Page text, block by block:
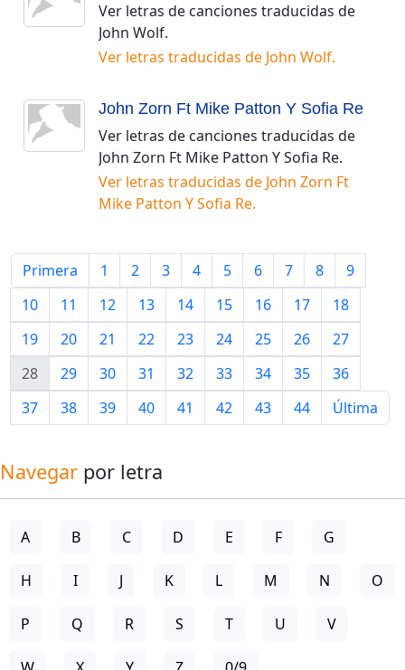
Ver letras de canciones traducidas de
John Wolf.
Ver letras traducidas de John Wolf.
John Zorn Ft Mike Patton Y Sofia Re
Ver letras de canciones traducidas de
John Zorn Ft Mike Patton Y Sofia Re.
Ver letras traducidas de John Zorn Ft
Mike Patton Y Sofia Re.
Primera 1 2 3 4 5 6 7 8
9
10
11 12 13 14 15 16 17
18
19
20 21 22 23 24 25 26
27
28
29 30 31 32 33 34 35
36
37
38 39 40 41 42 43 44 Última
Navegar por letra
A B C D E F G
H I J K L M N O
P Q R S T U V